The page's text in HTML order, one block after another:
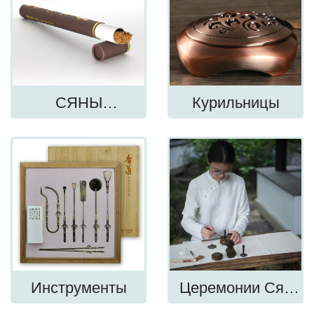
СЯНЫ
(Благовония)
Курильницы
Инструменты
Церемонии Сян